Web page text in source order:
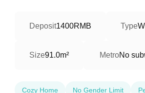
Deposit1400RMB Type
Size91.0m² MetroNo
Cozy Home No Gender Limit